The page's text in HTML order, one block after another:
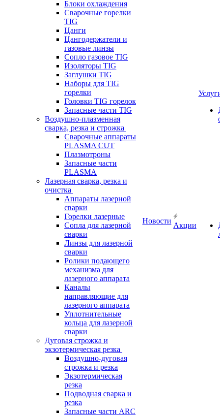
Блоки охлаждения
Сварочные горелки
TIG
Цанги
Цангодержатели и
газовые линзы
Сопло газовое TIG
Изоляторы TIG
Заглушки TIG
Наборы для TIG
горелки
Головки TIG горелок
Запасные части TIG
Воздушно-плазменная
сварка, резка и строжка
Сварочные аппараты
PLASMA CUT
Плазмотроны
Запасные части
PLASMA
Лазерная сварка, резка и
очистка
Аппараты лазерной
сварки
Горелки лазерные
Сопла для лазерной
сварки
Линзы для лазерной
сварки
Ролики подающего
механизма для
лазерного аппарата
Каналы
направляющие для
лазерного аппарата
Уплотнительные
кольца для лазерной
сварки
Дуговая строжка и
экзотермическая резка
Воздушно-дуговая
строжка и резка
Экзотермическая
резка
Подводная сварка и
резка
Запасные части ARC
Новости
Акции